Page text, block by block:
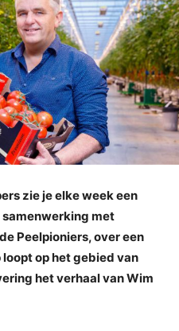
zie je elke week een
samenwerking met
Peelpioniers, over een
op het gebied van
het verhaal van Wim